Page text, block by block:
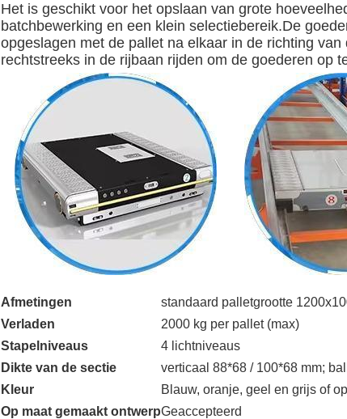
Het is geschikt voor het opslaan van grote
batchbewerking en een klein selectiebereik.De
opgeslagen met de pallet na elkaar in de richting
rechtstreeks in de rijbaan rijden om de goederen op
Afmetingen
standaard palletgrootte
Verladen
2000 kg per pallet (max)
Stapelniveaus
4 lichtniveaus
Dikte van de sectie
verticaal 88*68 / 100*68 mm;
Kleur
Blauw, oranje, geel en grijs of
Op maat gemaakt ontwerpGeaccepteerd